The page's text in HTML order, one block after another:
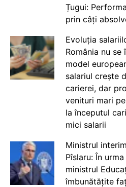
Țugui:
prin câți
Evoluția
România nu se
model
salariul crește
carierei, dar
venituri mari
la începutul
mici salarii
Ministrul
Pîslaru: În
ministrul
îmbunătățite